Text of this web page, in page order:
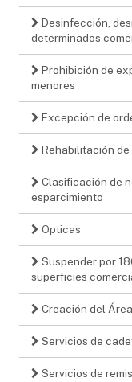
Desinfección,
determinados
Prohibición de
menores
Excepción de
Rehabilitación de
Clasificación de
esparcimiento
Opticas
Suspender por
superficies
Creación del
Servicios de
Servicios de